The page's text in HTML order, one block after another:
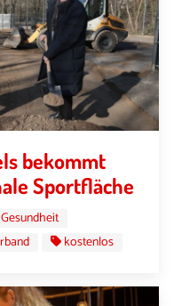
bekommt
Sportfläche
Gesundheit
kostenlos